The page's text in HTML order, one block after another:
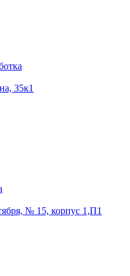
35к1
№ 15, корпус 1,П1